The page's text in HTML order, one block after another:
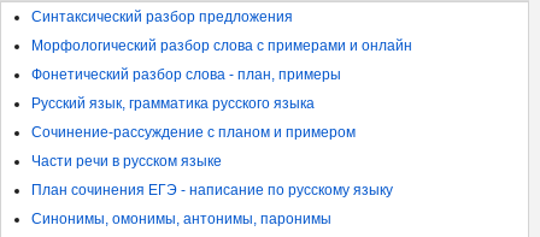
Синтаксический разбор предложения
Морфологический разбор слова с примерами и онлайн
Фонетический разбор слова - план, примеры
Русский язык, грамматика русского языка
Сочинение-рассуждение с планом и примером
Части речи в русском языке
План сочинения ЕГЭ - написание по русскому языку
Синонимы, омонимы, антонимы, паронимы